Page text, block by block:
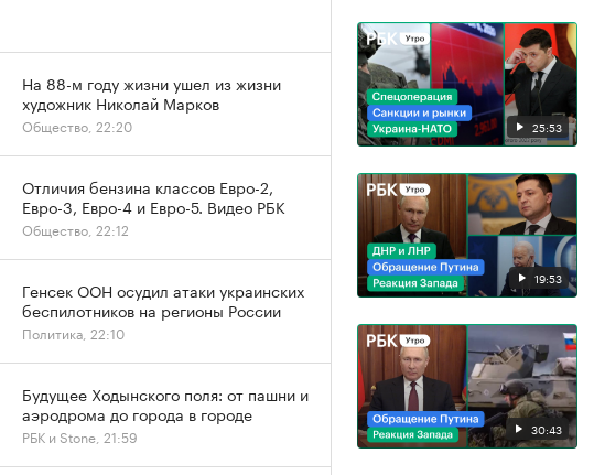
25:53
19:53
30:43
На 88-м году жизни ушел из жизни
художник Николай Марков
Общество, 22:20
Отличия бензина классов Евро-2,
Евро-3, Евро-4 и Евро-5. Видео РБК
Общество, 22:12
Генсек ООН осудил атаки украинских
беспилотников на регионы России
Политика, 22:10
Будущее Ходынского поля: от пашни и
аэродрома до города в городе
РБК и Stone, 21:59